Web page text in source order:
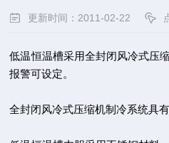
更新时间：2011-02-22
低温恒温槽采用全封闭风冷式压
报警可设定。
全封闭风冷式压缩机制冷系统具